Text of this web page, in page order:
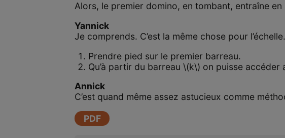
Alors, le premier domino, en tombant, entraîne
Yannick
Je comprends. C’est la même chose pour
Prendre pied sur le premier barreau.
Qu’à partir du barreau \(k\) on puisse accéder
Annick
C’est quand même assez astucieux comme
PDF